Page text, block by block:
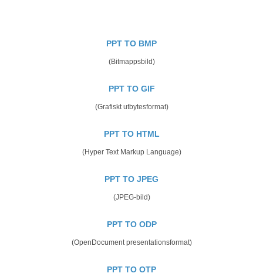
PPT TO BMP
(Bitmappsbild)
PPT TO GIF
(Grafiskt utbytesformat)
PPT TO HTML
(Hyper Text Markup Language)
PPT TO JPEG
(JPEG-bild)
PPT TO ODP
(OpenDocument presentationsformat)
PPT TO OTP